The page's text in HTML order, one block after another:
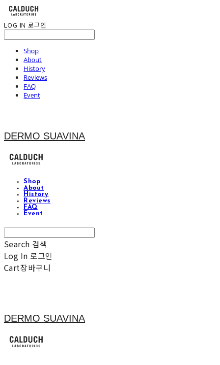
LOG IN 로그인
Shop
About
History
Reviews
FAQ
Event
DERMO SUAVINA
Shop
About
History
Reviews
FAQ
Event
Search 검색
Log In 로그인
Cart장바구니
DERMO SUAVINA